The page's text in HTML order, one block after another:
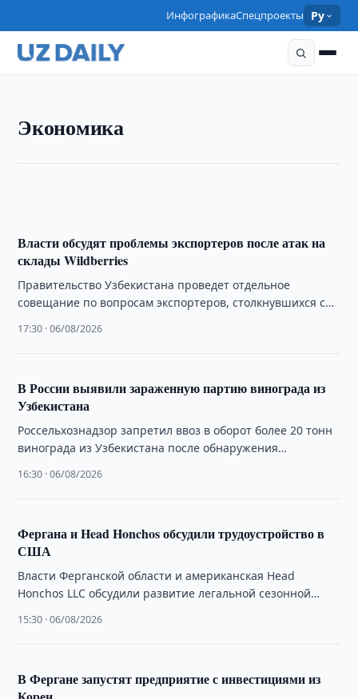
ИнфографикаСпецпроекты Ру
Экономика
Президенту представили меры по
Власти обсудят проблемы экспортеров после атак на
склады Wildberries
Правительство Узбекистана проведет отдельное
совещание по вопросам экспортеров, столкнувшихся с
инфраструктуры Wildberries в России.
17:30 · 06/08/2026
В России выявили зараженную партию винограда из
Узбекистана
Россельхознадзор запретил ввоз в оборот более 20 тонн
винограда из Узбекистана после обнаружения
16:30 · 06/08/2026
Фергана и Head Honchos обсудили трудоустройство в
США
Власти Ферганской области и американская Head
Honchos LLC обсудили развитие легальной сезонной
15:30 · 06/08/2026
В Фергане запустят предприятие с инвестициями из